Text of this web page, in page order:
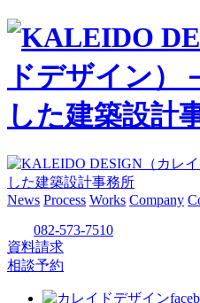
News Process Works Company
082-573-7510
資料請求
相談予約